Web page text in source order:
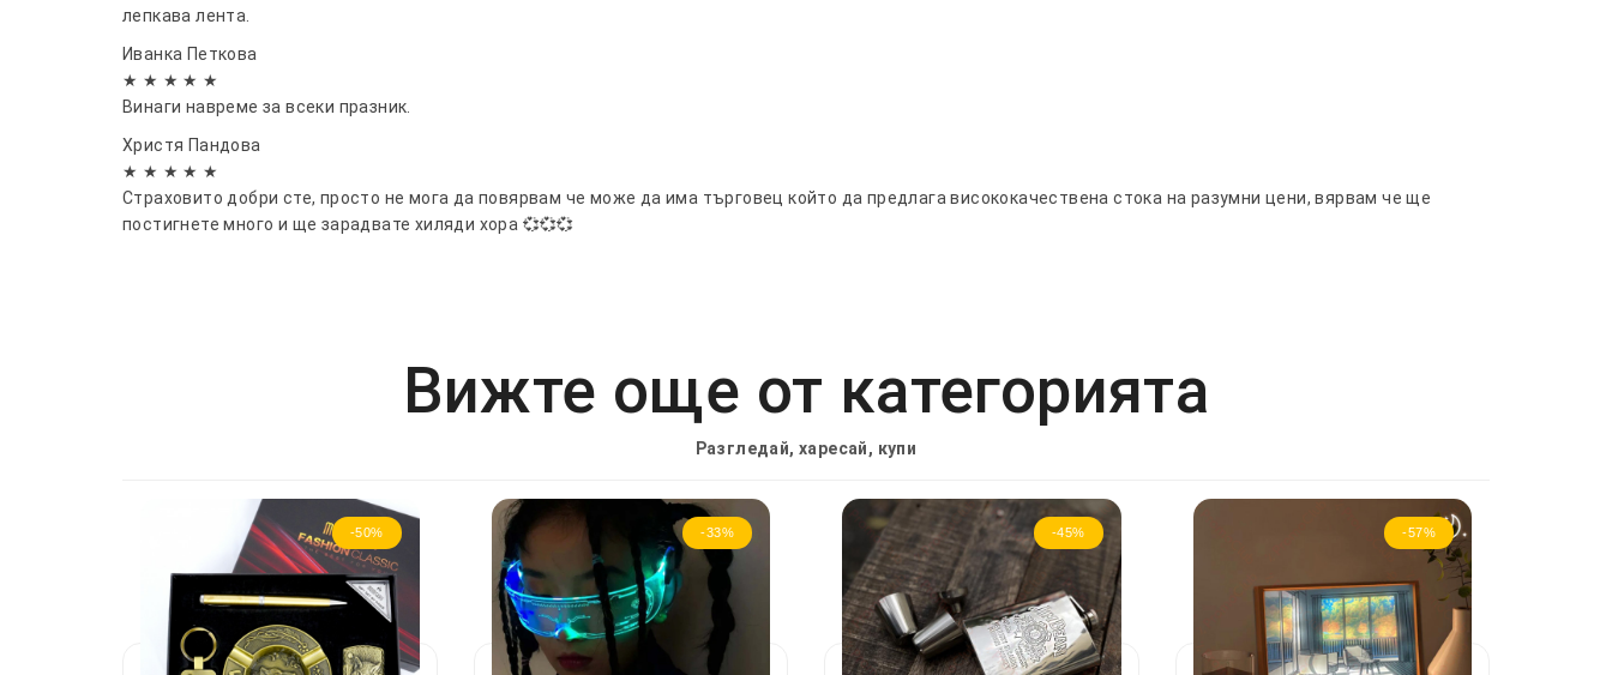
лепкава лента.
Иванка Петкова
★ ★ ★ ★ ★
Винаги навреме за всеки празник.
Христя Пандова
★ ★ ★ ★ ★
Страховито добри сте, просто не мога да повярвам че може да има търговец който да предлага висококачествена стока на разумни цени, вярвам че ще
постигнете много и ще зарадвате хиляди хора 💞💞💞
Вижте още от категорията
Разгледай, харесай, купи
-50% -33% -45% -57%